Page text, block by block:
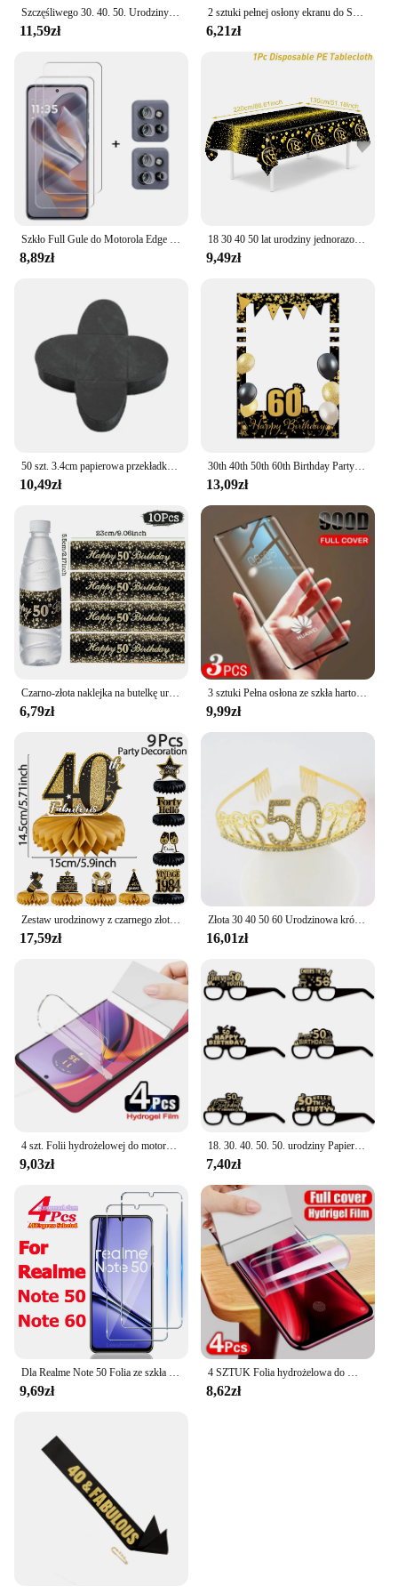
Szczęśliwego 30. 40. 50. Urodziny banery czarne złoto dekoracje na imprezę urodzinową dorosłych 30 40 50 lat materiały urodzinowe
11,59zł
2 sztuki pełnej osłony ekranu do Samsung Galaxy A50 szkło ochronne do Samsung A32 A51 A02 A52 A12 A21s A 50 50A szkło
6,21zł
8,89zł
18 30 40 50 lat urodziny jednorazowe obrusy czarne złoto wodoodporne plastikowy pokrowiec stołu mężczyźni kobiety urodziny dekory
9,49zł
10,49zł
30th 40th 50th 60th Birthday Party Photo Booth Frame Props Black Gold Birthday Party Decor 18 30 40 50 60 Year Birthday Supplies
13,09zł
6,79zł
3 sztuki Pełna osłona ze szkła hartowanego do Huawei Pura 70 Pro P60 P50 P40 P30 Pro Ochraniacz ekranu do Huawei Mate 60 50 40 30 20 Pro
9,99zł
17,59zł
Złota 30 40 50 60 Urodzinowa królowa Tiara Urodzinowa kryształowa korona dla kobiet 30. 40. 50. 60. Dekoracja urodzinowa Topper na tort
16,01zł
4 szt. Folii hydrożelowej do motoroli Moto G84 G54 G51 G22 G14 ochraniacz ekranu na Motorola Edge 30 50 Ultra 40 Neo Pro HD miękka folia żelowa
9,03zł
18. 30. 40. 50. 50. urodziny Papierowe okulary Czarne złoto Dekoracja urodzinowa 18 30 40 50 60 70 Rok Rekwizyt fotograficzny
7,40zł
Dla Realme Note 50 Folia ze szkła hartowanego Dla Realme Note 60 Folia ochronna na ekran
9,69zł
4 SZTUK Folia hydrożelowa do Motorola G84 G54 G14 G73 G53 G72 G82 G32 G64 Moto Edge 40 50 Fusion 30 Neo Pro X50 Ultra Screen Protector
8,62zł